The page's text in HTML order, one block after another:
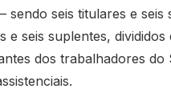
sendo seis titulares e seis
e seis suplentes,
dos trabalhadores